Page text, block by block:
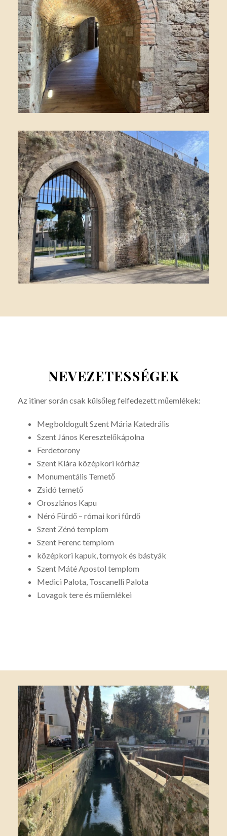
NEVEZETESSÉGEK
Az itiner során csak külsőleg felfedezett műemlékek:
Megboldogult Szent Mária Katedrális
Szent János Keresztelőkápolna
Ferdetorony
Szent Klára középkori kórház
Monumentális Temető
Zsidó temető
Oroszlános Kapu
Néró Fürdő – római kori fürdő
Szent Zénó templom
Szent Ferenc templom
középkori kapuk, tornyok és bástyák
Szent Máté Apostol templom
Medici Palota, Toscanelli Palota
Lovagok tere és műemlékei